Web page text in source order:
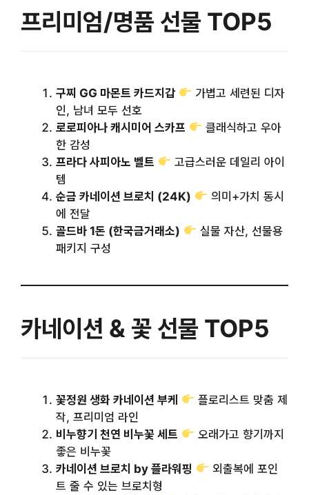
프리미엄/명품 선물 TOP5
구찌 GG 마몬트 카드지갑
가볍고 세련된 디자
인, 남녀 모두 선호
로로피아나 캐시미어 스카프
클래식하고 우아
한 감성
프라다 사피아노 벨트
고급스러운 데일리 아이
템
순금 카네이션 브로치 (24K)
의미+가치 동시
에 전달
골드바 1돈 (한국금거래소)
실물 자산, 선물용
패키지 구성
카네이션 & 꽃 선물 TOP5
꽃정원 생화 카네이션 부케
플로리스트 맞춤 제
작, 프리미엄 라인
비누향기 천연 비누꽃 세트
오래가고 향기까지
좋은 비누꽃
카네이션 브로치 by 플라워핑
외출복에 포인
트 줄 수 있는 브로치형